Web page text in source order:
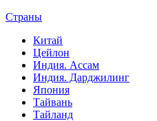
Страны
Китай
Цейлон
Индия. Ассам
Индия. Дарджилинг
Япония
Тайвань
Тайланд